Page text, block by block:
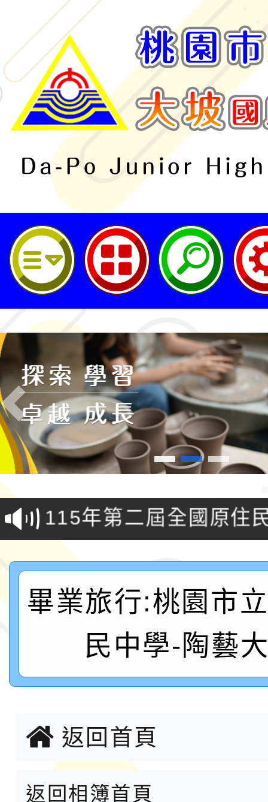
桃園市立大坡國民中學
Previous
轉知桃園市政府交通局
共運輸服務，鼓勵民眾
桃「我的減碳存摺2.0
案，詳如說明，請參閱
115年第二屆全國原住
2026年新北亞洲盃暨
鐵人三項錦標賽
桃園市115學年度學生
「2026年『王牌愛／
運動系列徵選頒獎典禮
成果展」
2026城鎮韌性防空演習
桃園市大溪自造教育及
融平台-教案暨教學示
115學年度「學習扶助
計畫子計畫十一-2：國
115年度「教育部表揚
畢業旅行:桃園市
民中學-陶藝
返回首頁
返回相簿首頁